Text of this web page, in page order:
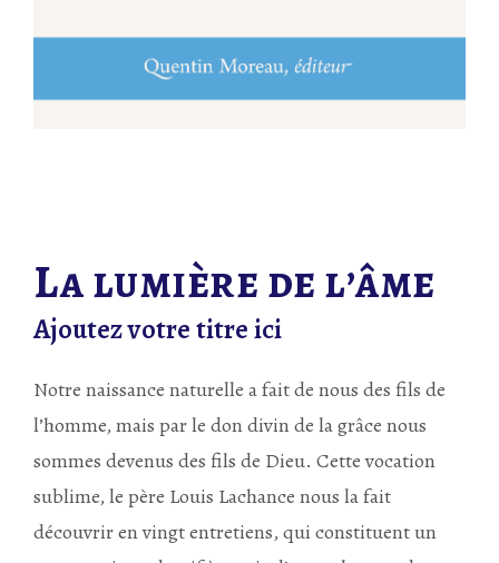
La lumière de l’âme
Ajoutez votre titre ici
Notre naissance naturelle a fait de nous des fils de
l’homme, mais par le don divin de la grâce nous
sommes devenus des fils de Dieu. Cette vocation
sublime, le père Louis Lachance nous la fait
découvrir en vingt entretiens, qui constituent un